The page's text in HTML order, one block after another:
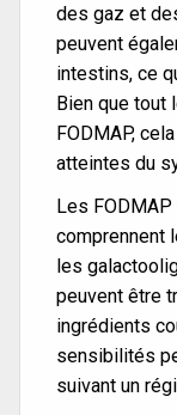
des gaz et
peuvent
intestins, ce
Bien que tout
FODMAP,
atteintes du
Les
comprennent
les
peuvent être
ingrédients
sensibilités
suivant un